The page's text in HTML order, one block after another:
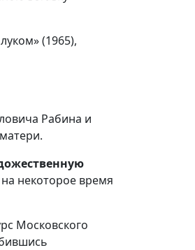
(1965),
Рабина и
некоторое время
Московского